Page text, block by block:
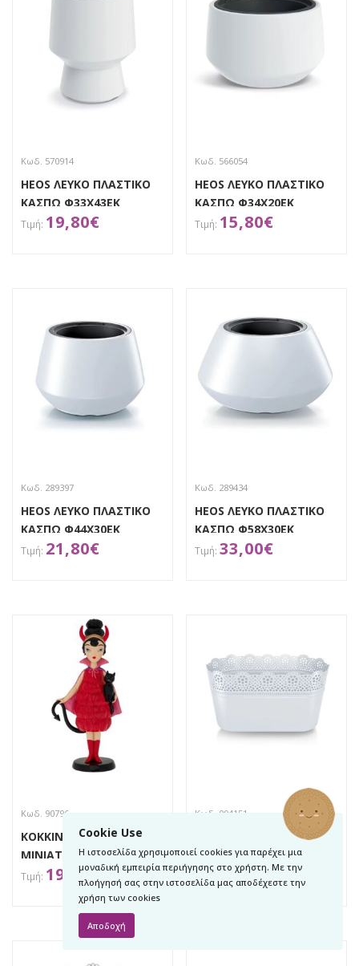
Cookie Use
Η ιστοσελίδα χρησιμοποιεί cookies για παρέχει μια
μοναδική εμπειρία περιήγησης στο χρήστη. Με την
πλοήγησή σας στην ιστοσελίδα μας αποδέχεστε την
χρήση των cookies
Αποδοχή
Κωδ. 570914
HEOS ΛΕΥΚΟ ΠΛΑΣΤΙΚΟ
ΚΑΣΠΩ Φ33Χ43ΕΚ
19,80€
Κωδ. 566054
HEOS ΛΕΥΚΟ ΠΛΑΣΤΙΚΟ
ΚΑΣΠΩ Φ34Χ20ΕΚ
15,80€
Κωδ. 289397
HEOS ΛΕΥΚΟ ΠΛΑΣΤΙΚΟ
ΚΑΣΠΩ Φ44Χ30ΕΚ
21,80€
Κωδ. 289434
HEOS ΛΕΥΚΟ ΠΛΑΣΤΙΚΟ
ΚΑΣΠΩ Φ58Χ30ΕΚ
33,00€
Κωδ. 90796
KOKKINH ΠΟΛΥΡΕΖΙΝ
ΜΙΝΙΑΤΟΥΡΑ
(ΔΙΑΒΟΛΑΚΙ) 11Χ7Χ22ΕΚ
19,80€
ΑΠΟΚΤΗΣΕ ΤΟ
Κωδ. 094151
LACE ΛΕΥΚΟ ΠΛΑΣΤΙΚΟ
ΚΑΣΠΩ 28,5Χ13,5Χ15ΕΚ
3,40€